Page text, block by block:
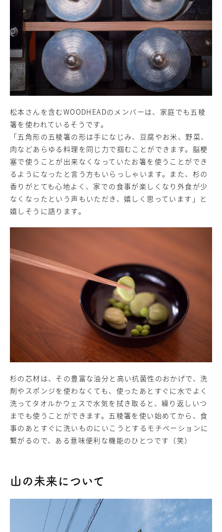
松本さんを含むWOODHEADのメンバーは、家庭でも五稜
箸を使われているそうです。
「五角形の五稜箸の形は手になじみ、豆腐やお米、野菜、
肉などあらゆる料理を同じ力で掴むことができます。脳梗
塞で使うことが出来なくなっていたお箸を使うことができ
るようになったと言う方もいらっしゃいます。また、杉の
香りがとても心地よく、家での食事が楽しくなり外食が少
なくなったという声もいただき、嬉しく思っています」と
嬉しそうに語ります。
杉の芯材は、その豊富な油分と高い抗菌性のおかげで、洗
剤やスポンジを使わなくても、使ったあとすぐに水でよく
洗ってタオルかウェスで水気を拭き取ると、繰り返しいつ
までも使うことができます。五稜箸を使い始めてから、食
事のあとすぐに洗いものにいこうとするモチベーションに
繋がるので、ある意味便利な機能のひとつです（笑）
山の未来について